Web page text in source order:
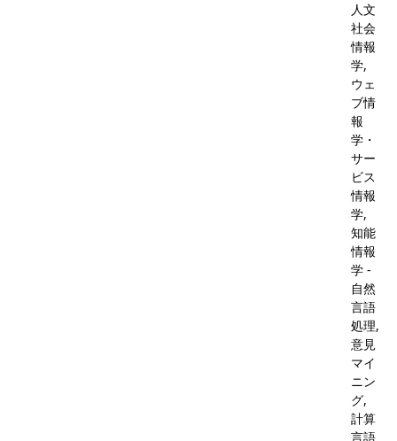
人文
社会
情報
学,
ウェ
ブ情
報
学・
サー
ビス
情報
学,
知能
情報
学 -
自然
言語
処理,
意見
マイ
ニン
グ,
計算
言語